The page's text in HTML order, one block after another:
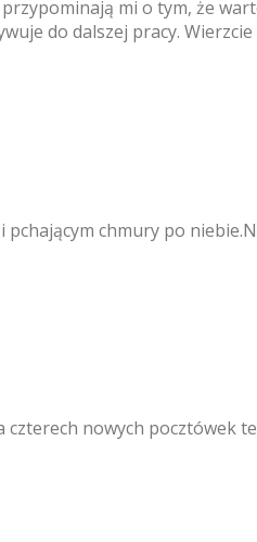
mi o tym, że
do dalszej pracy.
chmury po
nowych pocztówek